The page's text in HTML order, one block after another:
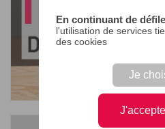
En continuant de
l'utilisation de services
des cookies
Je